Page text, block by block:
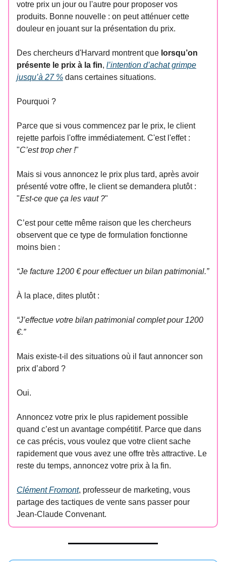
votre prix un jour ou l'autre pour proposer vos
produits. Bonne nouvelle : on peut atténuer cette
douleur en jouant sur la présentation du prix.
Des chercheurs d'Harvard montrent que lorsqu’on
présente le prix à la fin, l’intention d’achat grimpe
jusqu’à 27 % dans certaines situations.
Pourquoi ?
Parce que si vous commencez par le prix, le client
rejette parfois l'offre immédiatement. C'est l'effet :
"C’est trop cher !"
Mais si vous annoncez le prix plus tard, après avoir
présenté votre offre, le client se demandera plutôt :
"Est-ce que ça les vaut ?"
C’est pour cette même raison que les chercheurs
observent que ce type de formulation fonctionne
moins bien :
“Je facture 1200 € pour effectuer un bilan patrimonial.”
À la place, dites plutôt :
“J’effectue votre bilan patrimonial complet pour 1200
€.”
Mais existe-t-il des situations où il faut annoncer son
prix d’abord ?
Oui.
Annoncez votre prix le plus rapidement possible
quand c’est un avantage compétitif. Parce que dans
ce cas précis, vous voulez que votre client sache
rapidement que vous avez une offre très attractive. Le
reste du temps, annoncez votre prix à la fin.
Clément Fromont, professeur de marketing, vous
partage des tactiques de vente sans passer pour
Jean-Claude Convenant.